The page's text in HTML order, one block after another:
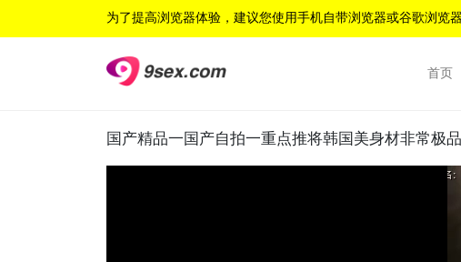
为了提高浏览器体验，建议您使用手机自带浏览器或谷歌浏览
首页
国产精品一国产自拍一重点推将韩国美身材非常极